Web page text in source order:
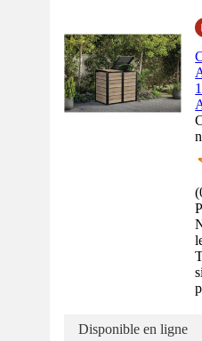
(
Disponible en ligne